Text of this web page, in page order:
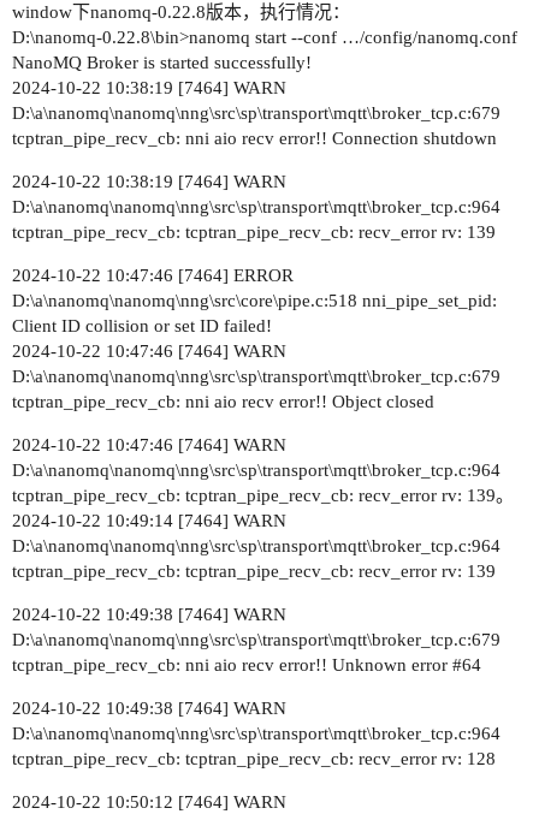
window下nanomq-0.22.8版本，执行情况：
D:\nanomq-0.22.8\bin>nanomq start --conf …/config/nanomq.conf
NanoMQ Broker is started successfully!
2024-10-22 10:38:19 [7464] WARN
D:\a\nanomq\nanomq\nng\src\sp\transport\mqtt\broker_tcp.c:679
tcptran_pipe_recv_cb: nni aio recv error!! Connection shutdown
2024-10-22 10:38:19 [7464] WARN
D:\a\nanomq\nanomq\nng\src\sp\transport\mqtt\broker_tcp.c:964
tcptran_pipe_recv_cb: tcptran_pipe_recv_cb: recv_error rv: 139
2024-10-22 10:47:46 [7464] ERROR
D:\a\nanomq\nanomq\nng\src\core\pipe.c:518 nni_pipe_set_pid:
Client ID collision or set ID failed!
2024-10-22 10:47:46 [7464] WARN
D:\a\nanomq\nanomq\nng\src\sp\transport\mqtt\broker_tcp.c:679
tcptran_pipe_recv_cb: nni aio recv error!! Object closed
2024-10-22 10:47:46 [7464] WARN
D:\a\nanomq\nanomq\nng\src\sp\transport\mqtt\broker_tcp.c:964
tcptran_pipe_recv_cb: tcptran_pipe_recv_cb: recv_error rv: 139。
2024-10-22 10:49:14 [7464] WARN
D:\a\nanomq\nanomq\nng\src\sp\transport\mqtt\broker_tcp.c:964
tcptran_pipe_recv_cb: tcptran_pipe_recv_cb: recv_error rv: 139
2024-10-22 10:49:38 [7464] WARN
D:\a\nanomq\nanomq\nng\src\sp\transport\mqtt\broker_tcp.c:679
tcptran_pipe_recv_cb: nni aio recv error!! Unknown error #64
2024-10-22 10:49:38 [7464] WARN
D:\a\nanomq\nanomq\nng\src\sp\transport\mqtt\broker_tcp.c:964
tcptran_pipe_recv_cb: tcptran_pipe_recv_cb: recv_error rv: 128
2024-10-22 10:50:12 [7464] WARN